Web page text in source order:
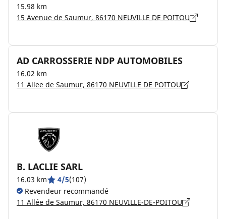
15.98 km
15 Avenue de Saumur, 86170 NEUVILLE DE POITOU
AD CARROSSERIE NDP AUTOMOBILES
16.02 km
11 Allee de Saumur, 86170 NEUVILLE DE POITOU
B. LACLIE SARL
16.03 km 4/5(107)
Revendeur recommandé
11 Allée de Saumur, 86170 NEUVILLE-DE-POITOU